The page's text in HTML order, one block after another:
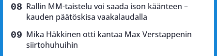
Rallin MM-taistelu voi saada ison käänteen –
kauden päätöskisa vaakalaudalla
Mika Häkkinen otti kantaa Max Verstappenin
siirtohuhuihin